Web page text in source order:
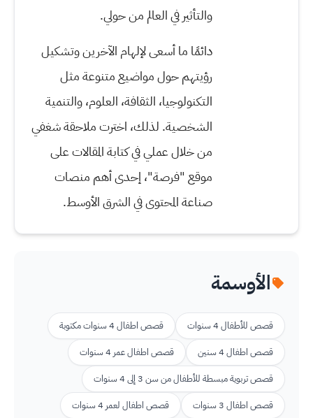
والتأثير في العالم من حولي.
دائمًا ما أسعى لإلهام الآخرين وتشكيل
رؤيتهم حول مواضيع متنوعة مثل
التكنولوجيا، الثقافة، العلوم، والتنمية
الشخصية. لذلك، اخترت ملاحقة شغفي
من خلال عملي في كتابة المقالات على
موقع "فرصة"، إحدى أهم منصات
صناعة المحتوى في الشرق الأوسط.
الأوسمة
قصص للأطفال 4 سنوات
قصص اطفال 4 سنوات مكتوبة
قصص اطفال 4 سنين
قصص اطفال عمر 4 سنوات
قصص تربوية مبسطة للأطفال من سن 3 إلى 4 سنوات
قصص اطفال 3 سنوات
قصص اطفال لعمر 4 سنوات